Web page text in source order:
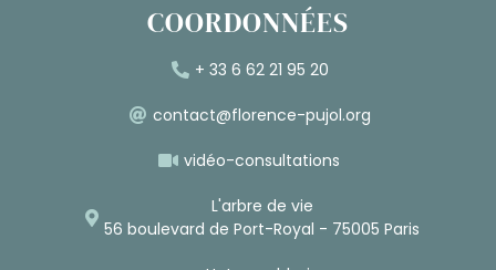
COORDONNÉES
+ 33 6 62 21 95 20
contact@florence-pujol.org
vidéo-consultations
L'arbre de vie
56 boulevard de Port-Royal - 75005 Paris